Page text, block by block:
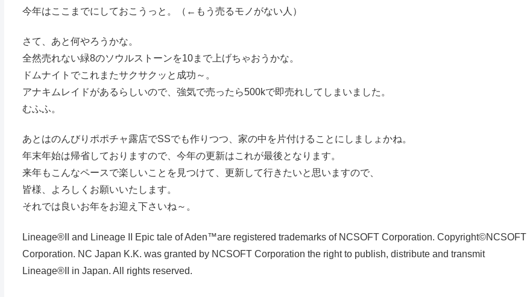
今年はここまでにしておこうっと。（←もう売るモノがない人）
さて、あと何やろうかな。
全然売れない緑8のソウルストーンを10まで上げちゃおうかな。
ドムナイトでこれまたサクサクッと成功～。
アナキムレイドがあるらしいので、強気で売ったら500kで即売れしてしまいました。
むふふ。
あとはのんびりポポチャ露店でSSでも作りつつ、家の中を片付けることにしましょかね。
年末年始は帰省しておりますので、今年の更新はこれが最後となります。
来年もこんなペースで楽しいことを見つけて、更新して行きたいと思いますので、
皆様、よろしくお願いいたします。
それでは良いお年をお迎え下さいね～。
Lineage®II and Lineage II Epic tale of Aden™are registered trademarks of NCSOFT Corporation. Copyright©NCSOFT
Corporation. NC Japan K.K. was granted by NCSOFT Corporation the right to publish, distribute and transmit
Lineage®II in Japan. All rights reserved.